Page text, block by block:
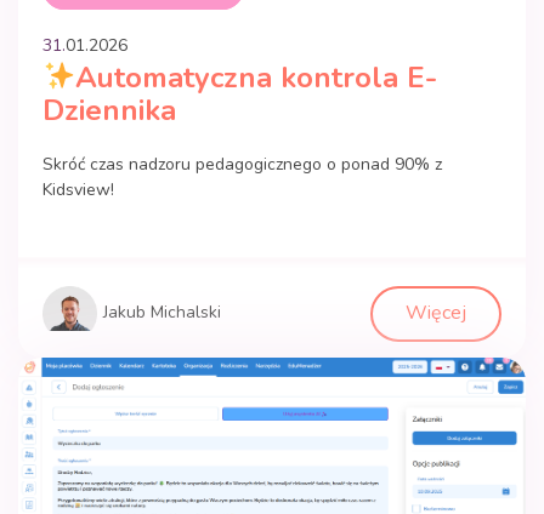
31.01.2026
Automatyczna kontrola E-
Dziennika
Skróć czas nadzoru pedagogicznego o ponad 90% z
Kidsview!
Jakub Michalski Więcej